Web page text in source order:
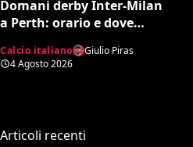
Domani derby Inter-Milan
a Perth: orario e dove
Calcio italiano
Giulio Piras
4 Agosto 2026
Articoli recenti